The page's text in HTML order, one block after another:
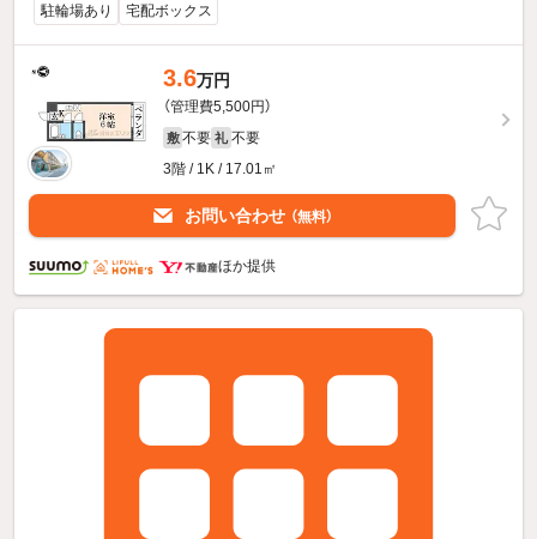
駐輪場あり
宅配ボックス
3.6万円
（管理費5,500円）
敷 不要 礼 不要
3階 / 1K / 17.01㎡
お問い合わせ （無料）
ほか提供